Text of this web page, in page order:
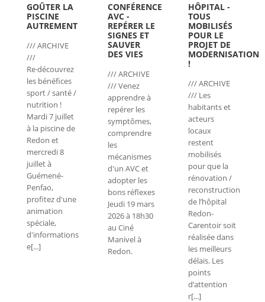
GOÛTER LA
PISCINE
AUTREMENT
/// ARCHIVE
///
Re·découvrez
les bénéfices
sport / santé /
nutrition !
Mardi 7 juillet
à la piscine de
Redon et
mercredi 8
juillet à
Guémené-
Penfao,
profitez d'une
animation
spéciale,
d'informations
e[...]
CONFÉRENCE
AVC -
REPÉRER LE
SIGNES ET
SAUVER
DES VIES
/// ARCHIVE
/// Venez
apprendre à
repérer les
symptômes,
comprendre
les
mécanismes
d'un AVC et
adopter les
bons réflexes
Jeudi 19 mars
2026 à 18h30
au Ciné
Manivel à
Redon.
HÔPITAL -
TOUS
MOBILISÉS
POUR LE
PROJET DE
MODERNISATION
!
/// ARCHIVE
/// Les
habitants et
acteurs
locaux
restent
mobilisés
pour que la
rénovation /
reconstruction
de l’hôpital
Redon-
Carentoir soit
réalisée dans
les meilleurs
délais. Les
points
d’attention
r[...]